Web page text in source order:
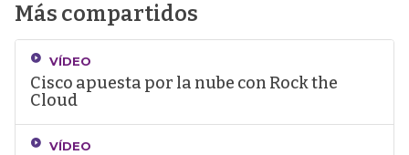
Más compartidos
VÍDEO
Cisco apuesta por la nube con Rock the
Cloud
VÍDEO